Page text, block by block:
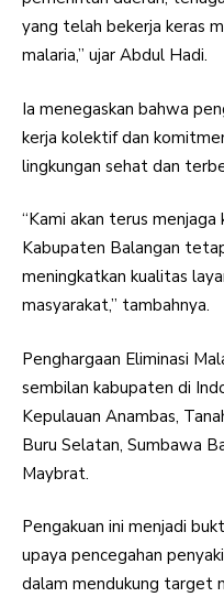
yang telah bekerja keras
malaria,” ujar Abdul Hadi.
Ia menegaskan bahwa
kerja kolektif dan
lingkungan sehat dan
“Kami akan terus
Kabupaten Balangan
meningkatkan kualitas
masyarakat,” tambahnya.
Penghargaan Eliminasi
sembilan kabupaten di
Kepulauan Anambas,
Buru Selatan, Sumbawa
Maybrat.
Pengakuan ini menjadi
upaya pencegahan
dalam mendukung target